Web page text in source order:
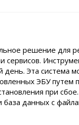
решение для
и сервисов.
Эта система
ЭБУ
при
база данных с